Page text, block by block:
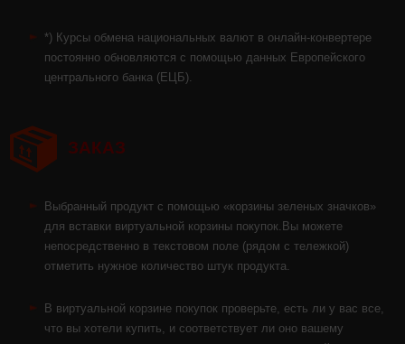
*) Курсы обмена национальных валют в онлайн-конвертере
постоянно обновляются с помощью данных Европейского
центрального банка (ЕЦБ).
ЗАКАЗ
Выбранный продукт с помощью «корзины зеленых значков»
для вставки виртуальной корзины покупок. Вы можете
непосредственно в текстовом поле (рядом с тележкой)
отметить нужное количество штук продукта.
В виртуальной корзине покупок проверьте, есть ли у вас все,
что вы хотели купить, и соответствует ли оно вашему